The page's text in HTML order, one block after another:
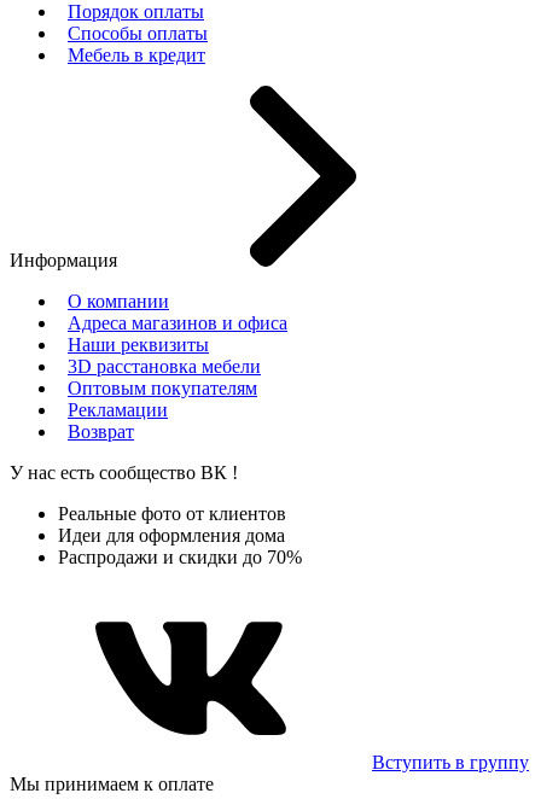
Порядок оплаты
Способы оплаты
Мебель в кредит
Информация
О компании
Адреса магазинов и офиса
Наши реквизиты
3D расстановка мебели
Оптовым покупателям
Рекламации
Возврат
У нас есть сообщество ВК !
Реальные фото от клиентов
Идеи для оформления дома
Распродажи и скидки до 70%
Вступить в группу
Мы принимаем к оплате